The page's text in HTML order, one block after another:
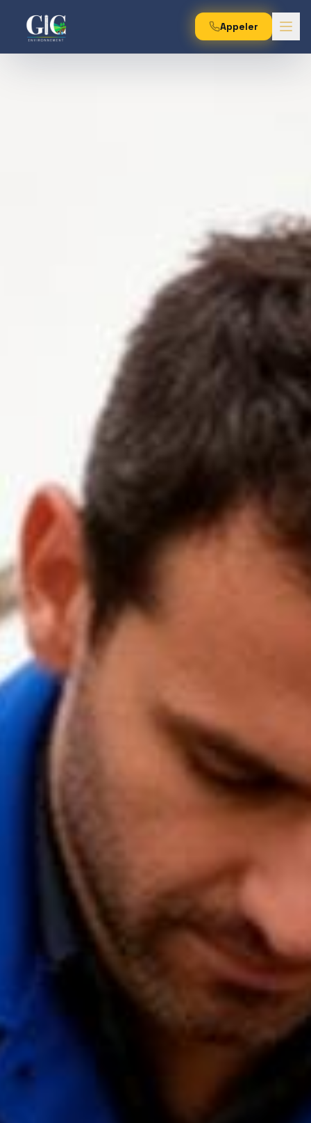
Appeler